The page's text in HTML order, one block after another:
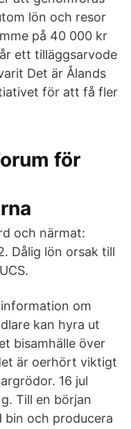
lön och resor
på 40 000 kr
ett tilläggsarvode
Det är Ålands
för att få fler
för
och närmat:
Dålig lön orsak till
om
kan hyra ut
bisamhälle över
är oerhört viktigt
16 jul
Till en början
bin och producera